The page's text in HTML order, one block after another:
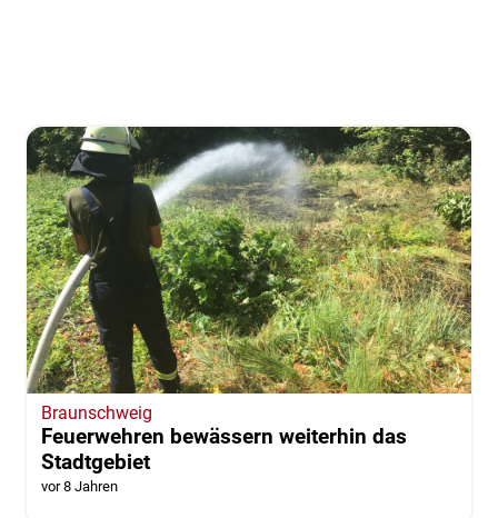
Braunschweig
Feuerwehren bewässern weiterhin das
Stadtgebiet
vor 8 Jahren